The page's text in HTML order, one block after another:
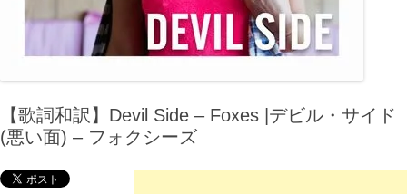
【歌詞和訳】Devil Side – Foxes |デビル・サイド
(悪い面) – フォクシーズ